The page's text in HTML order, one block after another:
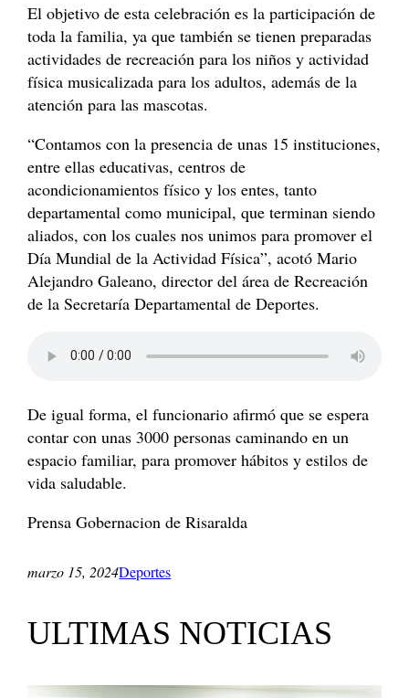
El objetivo de esta celebración es la participación de
toda la familia, ya que también se tienen preparadas
actividades de recreación para los niños y actividad
física musicalizada para los adultos, además de la
atención para las mascotas.
“Contamos con la presencia de unas 15 instituciones,
entre ellas educativas, centros de
acondicionamientos físico y los entes, tanto
departamental como municipal, que terminan siendo
aliados, con los cuales nos unimos para promover el
Día Mundial de la Actividad Física”, acotó Mario
Alejandro Galeano, director del área de Recreación
de la Secretaría Departamental de Deportes.
De igual forma, el funcionario afirmó que se espera
contar con unas 3000 personas caminando en un
espacio familiar, para promover hábitos y estilos de
vida saludable.
Prensa Gobernacion de Risaralda
marzo 15, 2024Deportes
ULTIMAS NOTICIAS